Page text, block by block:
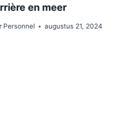
en meer
Personnel augustus 21, 2024